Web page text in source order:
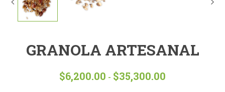
GRANOLA ARTESANAL
$6,200.00 - $35,300.00